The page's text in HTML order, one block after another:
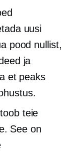
uusi
pood nullist,
ja
et peaks
teie
See on